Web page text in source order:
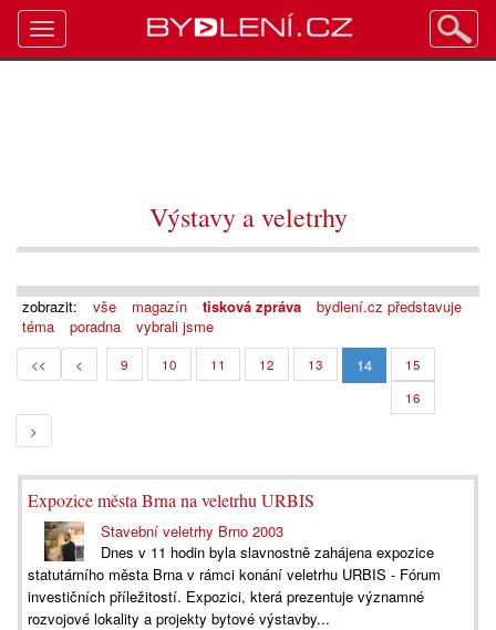
Výstavy a veletrhy
zobrazit: vše magazín tisková zpráva
bydlení.cz představuje
téma
poradna vybrali jsme
<< < 9 10 11 12 13 14
15
16
>
Expozice města Brna na veletrhu URBIS
Stavební veletrhy Brno 2003
Dnes v 11 hodin byla slavnostně zahájena expozice
statutárního města Brna v rámci konání veletrhu URBIS - Fórum
investičních příležitostí. Expozici, která prezentuje významné
rozvojové lokality a projekty bytové výstavby...
Toggle
navigation